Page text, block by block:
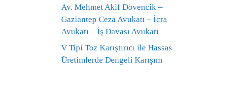
Av. Mehmet Akif Dövencik –
Gaziantep Ceza Avukatı – İcra
Avukatı – İş Davası Avukatı
V Tipi Toz Karıştırıcı ile Hassas
Üretimlerde Dengeli Karışım